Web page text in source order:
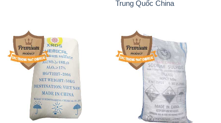
Trung Quốc China